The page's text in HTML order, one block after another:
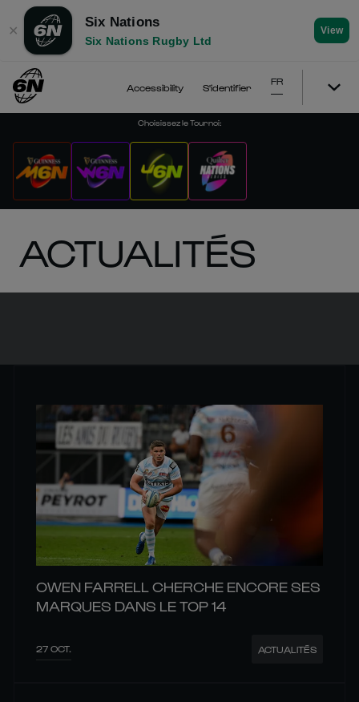
✕
Six Nations
Six Nations Rugby Ltd
View
Accessibility S'identifier
FR
Choisissez le Tournoi:
ACTUALITÉS
OWEN FARRELL CHERCHE ENCORE SES
MARQUES DANS LE TOP 14
27 OCT. ACTUALITÉS